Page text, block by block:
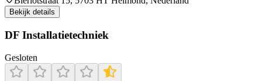
Bekijk details
DF Installatietechniek
Gesloten